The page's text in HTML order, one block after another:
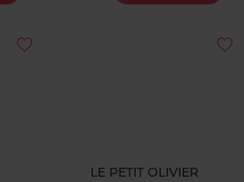
LE PETIT OLIVIER